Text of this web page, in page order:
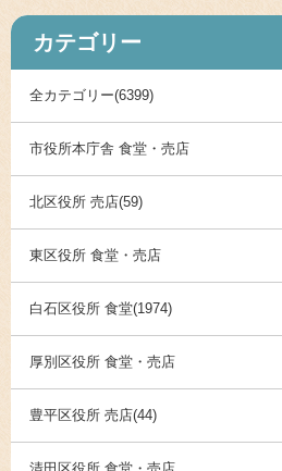
カテゴリー
全カテゴリー(6399)
市役所本庁舎 食堂・売店
北区役所 売店(59)
東区役所 食堂・売店
白石区役所 食堂(1974)
厚別区役所 食堂・売店
豊平区役所 売店(44)